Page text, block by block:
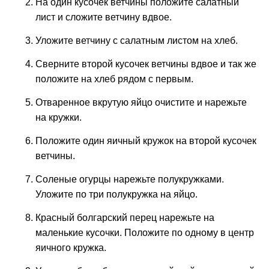
На один кусочек ветчины положите салатный
лист и сложите ветчину вдвое.
Уложите ветчину с салатным листом на хлеб.
Сверните второй кусочек ветчины вдвое и так же
положите на хлеб рядом с первым.
Отваренное вкрутую яйцо очистите и нарежьте
на кружки.
Положите один яичный кружок на второй кусочек
ветчины.
Соленые огурцы нарежьте полукружками.
Уложите по три полукружка на яйцо.
Красный болгарский перец нарежьте на
маленькие кусочки. Положите по одному в центр
яичного кружка.